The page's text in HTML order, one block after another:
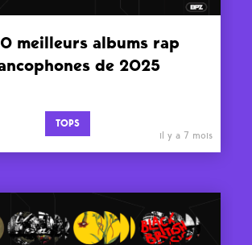
meilleurs albums rap
de 2025
TOPS
il y a 7 mois